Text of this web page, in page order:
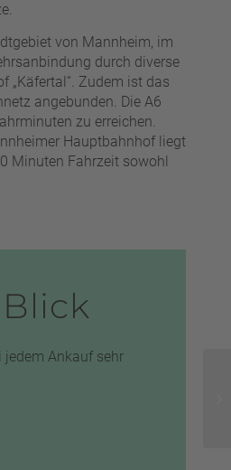
von Mannheim, im
durch diverse
„Käfertal“. Zudem ist das
angebunden. Die A6
zu erreichen.
Hauptbahnhof liegt
Minuten Fahrzeit sowohl
Ankauf sehr